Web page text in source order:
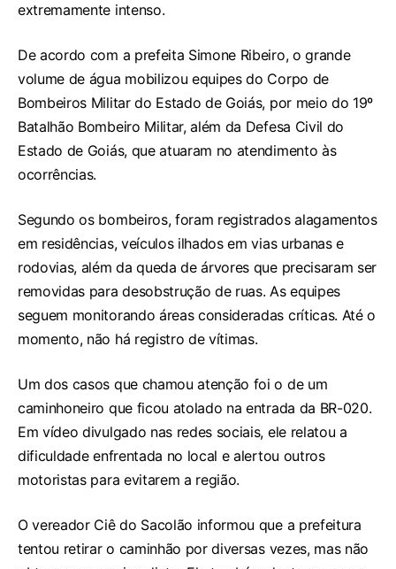
extremamente intenso.
De acordo com a prefeita Simone Ribeiro, o grande
volume de água mobilizou equipes do Corpo de
Bombeiros Militar do Estado de Goiás, por meio do 19º
Batalhão Bombeiro Militar, além da Defesa Civil do
Estado de Goiás, que atuaram no atendimento às
ocorrências.
Segundo os bombeiros, foram registrados alagamentos
em residências, veículos ilhados em vias urbanas e
rodovias, além da queda de árvores que precisaram ser
removidas para desobstrução de ruas. As equipes
seguem monitorando áreas consideradas críticas. Até o
momento, não há registro de vítimas.
Um dos casos que chamou atenção foi o de um
caminhoneiro que ficou atolado na entrada da BR-020.
Em vídeo divulgado nas redes sociais, ele relatou a
dificuldade enfrentada no local e alertou outros
motoristas para evitarem a região.
O vereador Ciê do Sacolão informou que a prefeitura
tentou retirar o caminhão por diversas vezes, mas não